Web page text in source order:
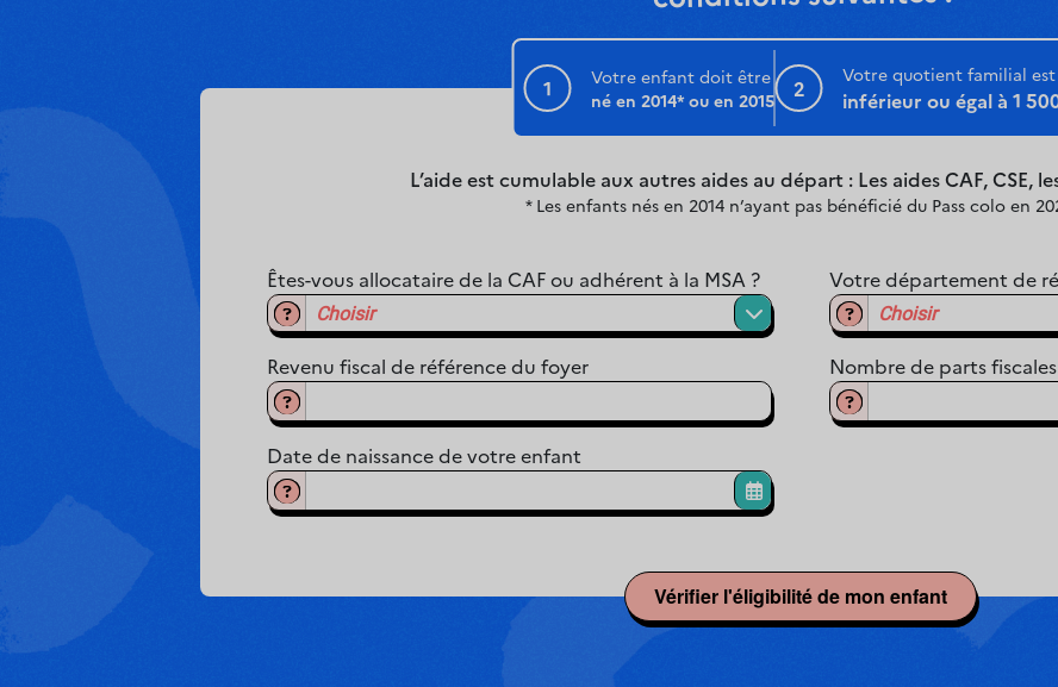
1
Votre enfant doit être
né en 2014* ou en 2015
2
Votre quotient familial est
inférieur ou égal à 1
L’aide est cumulable aux autres aides au départ : Les aides CAF, CSE,
* Les enfants nés en 2014 n’ayant pas bénéficié du Pass colo en
Êtes-vous allocataire de la CAF ou adhérent à la MSA ?
Choisir
Votre département de
Choisir
Revenu fiscal de référence du foyer Nombre de parts
Date de naissance de votre enfant
Vérifier l'éligibilité de mon enfant